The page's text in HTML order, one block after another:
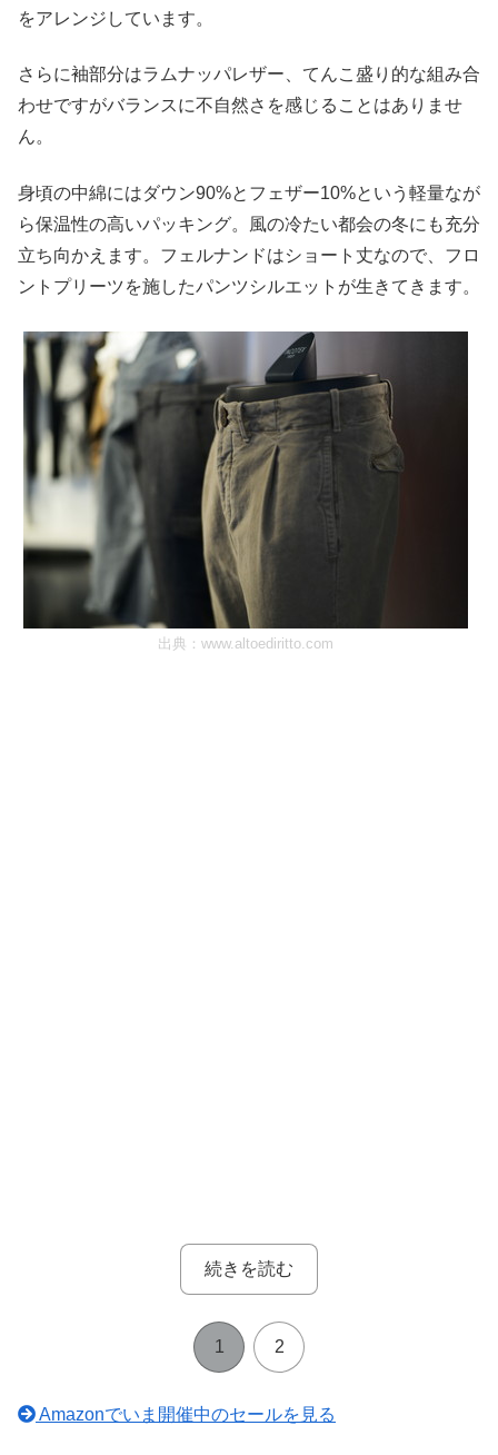
をアレンジしています。
さらに袖部分はラムナッパレザー、てんこ盛り的な組み合
わせですがバランスに不自然さを感じることはありませ
ん。
身頃の中綿にはダウン90%とフェザー10%という軽量なが
ら保温性の高いパッキング。風の冷たい都会の冬にも充分
立ち向かえます。フェルナンドはショート丈なので、フロ
ントプリーツを施したパンツシルエットが生きてきます。
出典： www.altoediritto.com
続きを読む
1 2
Amazonでいま開催中のセールを見る